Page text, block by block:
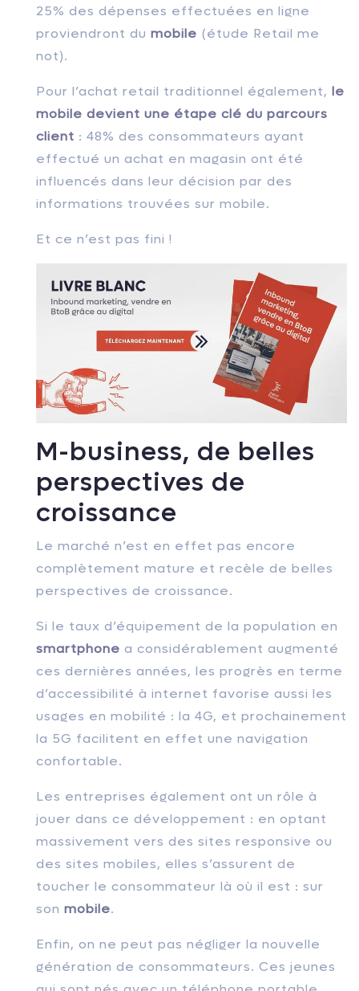
25% des dépenses effectuées en ligne
proviendront du mobile (étude Retail me
not).
Pour l’achat retail traditionnel également, le
mobile devient une étape clé du parcours
client : 48% des consommateurs ayant
effectué un achat en magasin ont été
influencés dans leur décision par des
informations trouvées sur mobile.
Et ce n’est pas fini !
M-business, de belles
perspectives de
croissance
Le marché n’est en effet pas encore
complètement mature et recèle de belles
perspectives de croissance.
Si le taux d’équipement de la population en
smartphone a considérablement augmenté
ces dernières années, les progrès en terme
d’accessibilité à internet favorise aussi les
usages en mobilité : la 4G, et prochainement
la 5G facilitent en effet une navigation
confortable.
Les entreprises également ont un rôle à
jouer dans ce développement : en optant
massivement vers des sites responsive ou
des sites mobiles, elles s’assurent de
toucher le consommateur là où il est : sur
son mobile.
Enfin, on ne peut pas négliger la nouvelle
génération de consommateurs. Ces jeunes